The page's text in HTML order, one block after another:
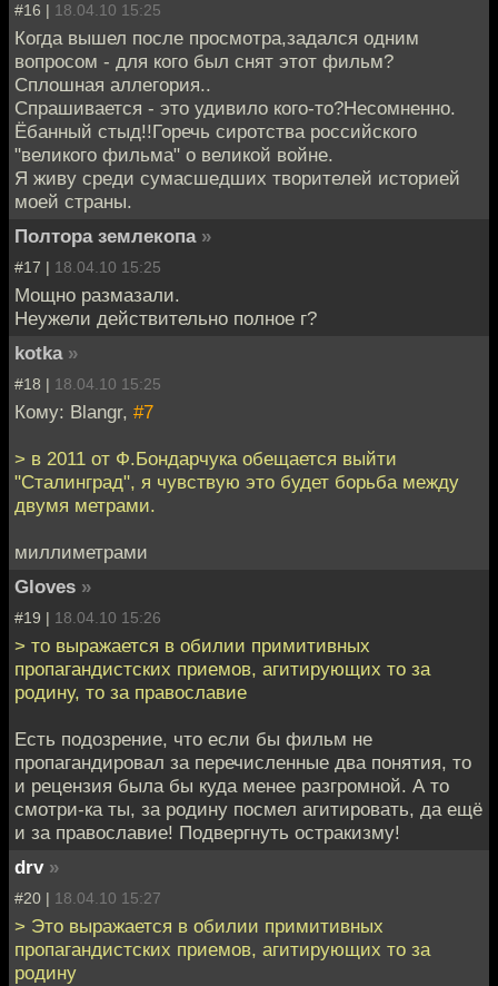
#16 | 18.04.10 15:25
Когда вышел после просмотра,задался одним
вопросом - для кого был снят этот фильм?
Сплошная аллегория..
Спрашивается - это удивило кого-то?Несомненно.
Ёбанный стыд!!Горечь сиротства российского
"великого фильма" о великой войне.
Я живу среди сумасшедших творителей историей
моей страны.
Полтора землекопа »
#17 | 18.04.10 15:25
Мощно размазали.
Неужели действительно полное г?
kotka »
#18 | 18.04.10 15:25
Кому: Blangr, #7
> в 2011 от Ф.Бондарчука обещается выйти
"Сталинград", я чувствую это будет борьба между
двумя метрами.
миллиметрами
Gloves »
#19 | 18.04.10 15:26
> то выражается в обилии примитивных
пропагандистских приемов, агитирующих то за
родину, то за православие
Есть подозрение, что если бы фильм не
пропагандировал за перечисленные два понятия, то
и рецензия была бы куда менее разгромной. А то
смотри-ка ты, за родину посмел агитировать, да ещё
и за православие! Подвергнуть остракизму!
drv »
#20 | 18.04.10 15:27
> Это выражается в обилии примитивных
пропагандистских приемов, агитирующих то за
родину